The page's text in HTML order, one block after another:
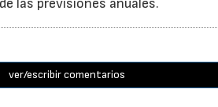
las previsiones anuales.
ver/escribir comentarios